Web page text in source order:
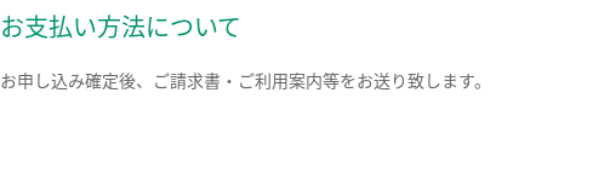
お支払い方法について
お申し込み確定後、ご請求書・ご利用案内等をお送り致します。